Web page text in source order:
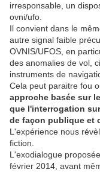
irresponsable, un
ovni/ufo.
Il convient dans le
autre signal faible
OVNIS/UFOS, en
des anomalies de vol,
instruments de
Cela peut paraitre fou
approche basée sur
que l'interrogation
de façon publique et
L'expérience nous
fiction.
L'exodialogue
février 2014, avant